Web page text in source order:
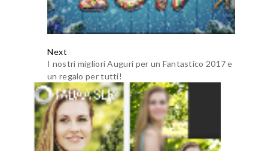
Next
I nostri migliori Auguri per un Fantastico 2017 e
un regalo per tutti!